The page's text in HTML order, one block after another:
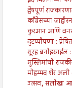
द्वेषपूर्ण
काँग्रेसच्या
कुरआन आणि
दुटप्पीपणा :
सूरह
मुस्लिमांची
मोहम्मद शेर अली
उत्सव, सलोखा